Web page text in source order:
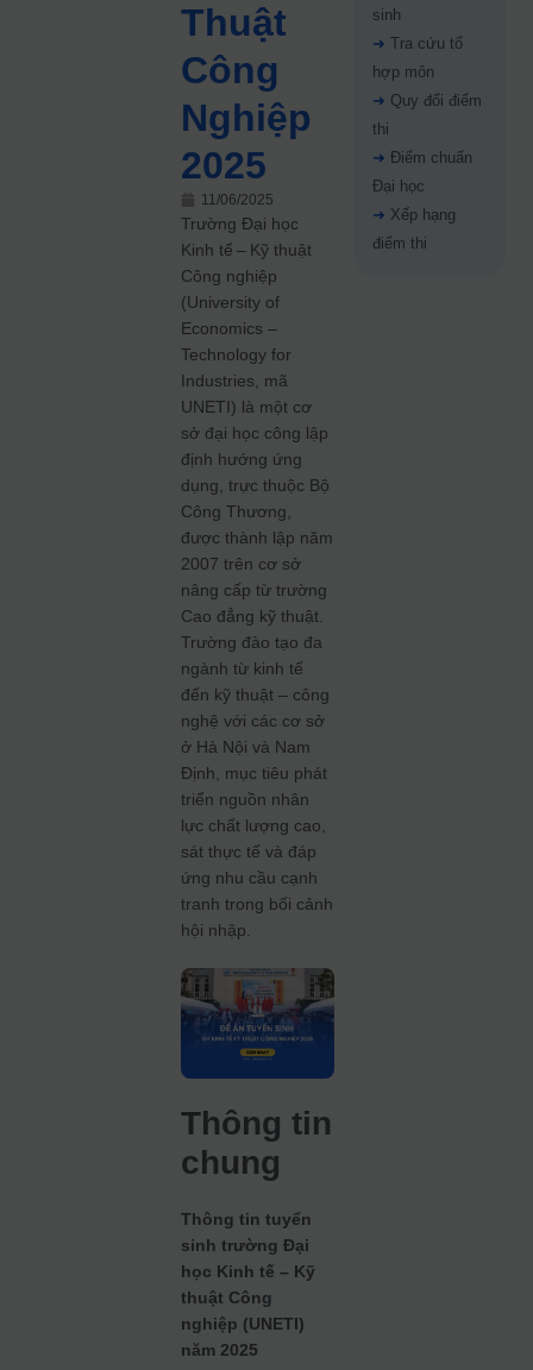
Thuật
Công
Nghiệp
2025
11/06/2025
Trường Đại học
Kinh tế – Kỹ thuật
Công nghiệp
(University of
Economics –
Technology for
Industries, mã
UNETI) là một cơ
sở đại học công lập
định hướng ứng
dụng, trực thuộc Bộ
Công Thương,
được thành lập năm
2007 trên cơ sở
nâng cấp từ trường
Cao đẳng kỹ thuật.
Trường đào tạo đa
ngành từ kinh tế
đến kỹ thuật – công
nghệ với các cơ sở
ở Hà Nội và Nam
Định, mục tiêu phát
triển nguồn nhân
lực chất lượng cao,
sát thực tế và đáp
ứng nhu cầu cạnh
tranh trong bối cảnh
hội nhập.
Thông tin
chung
Thông tin tuyển
sinh trường Đại
học Kinh tế – Kỹ
thuật Công
nghiệp (UNETI)
năm 2025
sinh
➜ Tra cứu tổ
hợp môn
➜ Quy đổi điểm
thi
➜ Điểm chuẩn
Đại học
➜ Xếp hạng
điểm thi